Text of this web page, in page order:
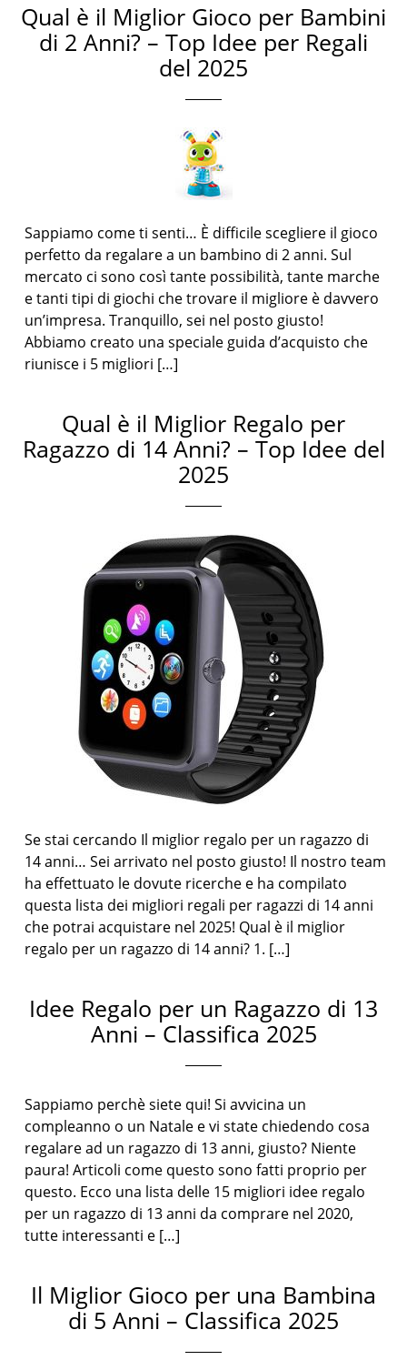
Qual è il Miglior Gioco per Bambini
di 2 Anni? – Top Idee per Regali
del 2025
Sappiamo come ti senti… È difficile scegliere il gioco
perfetto da regalare a un bambino di 2 anni. Sul
mercato ci sono così tante possibilità, tante marche
e tanti tipi di giochi che trovare il migliore è davvero
un’impresa. Tranquillo, sei nel posto giusto!
Abbiamo creato una speciale guida d’acquisto che
riunisce i 5 migliori […]
Qual è il Miglior Regalo per
Ragazzo di 14 Anni? – Top Idee del
2025
Se stai cercando Il miglior regalo per un ragazzo di
14 anni… Sei arrivato nel posto giusto! Il nostro team
ha effettuato le dovute ricerche e ha compilato
questa lista dei migliori regali per ragazzi di 14 anni
che potrai acquistare nel 2025! Qual è il miglior
regalo per un ragazzo di 14 anni? 1. […]
Idee Regalo per un Ragazzo di 13
Anni – Classifica 2025
Sappiamo perchè siete qui! Si avvicina un
compleanno o un Natale e vi state chiedendo cosa
regalare ad un ragazzo di 13 anni, giusto? Niente
paura! Articoli come questo sono fatti proprio per
questo. Ecco una lista delle 15 migliori idee regalo
per un ragazzo di 13 anni da comprare nel 2020,
tutte interessanti e […]
Il Miglior Gioco per una Bambina
di 5 Anni – Classifica 2025